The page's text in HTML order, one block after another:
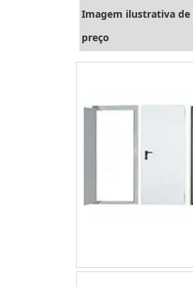
Imagem ilustrativa de
preço